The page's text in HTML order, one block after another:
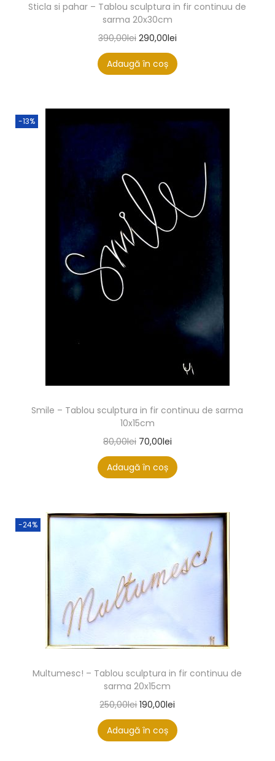
Sticla si pahar – Tablou sculptura in fir continuu de
sarma 20x30cm
390,00lei 290,00lei
Adaugă în coș
-13%
Smile – Tablou sculptura in fir continuu de sarma
10x15cm
80,00lei 70,00lei
Adaugă în coș
-24%
Multumesc! – Tablou sculptura in fir continuu de
sarma 20x15cm
250,00lei 190,00lei
Adaugă în coș